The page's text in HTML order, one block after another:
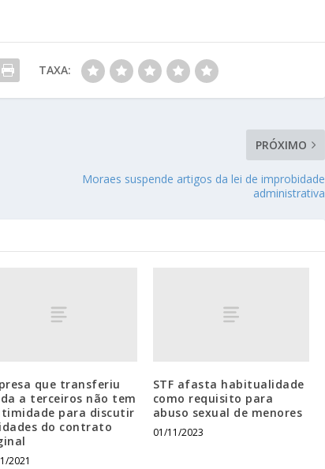
TAXA:
PRÓXIMO
Moraes suspende artigos da lei de improbidade
administrativa
que transferiu
a terceiros não tem
para discutir
do contrato
2021
STF afasta habitualidade
como requisito para
abuso sexual de menores
01/11/2023